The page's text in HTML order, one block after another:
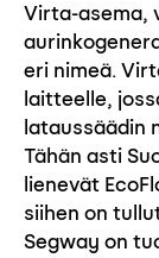
Virta-asema,
eri nimeä.
laitteelle,
lataussäädin
Tähän asti
lienevät
siihen on
Segway on